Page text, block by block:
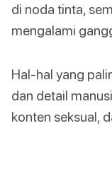
di noda tinta,
mengalami
Hal-hal yang
dan detail
konten seksual,